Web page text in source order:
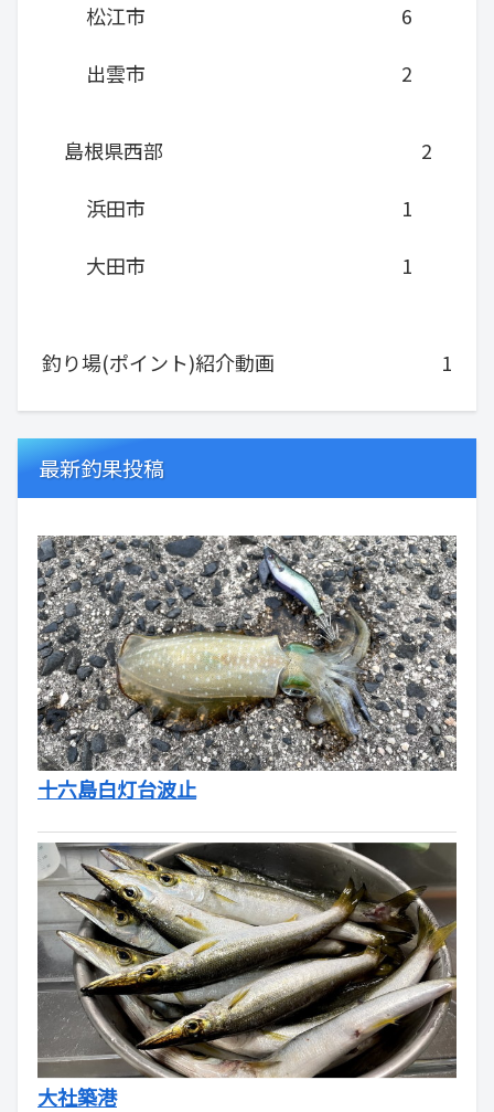
松江市
6
出雲市
2
島根県西部
2
浜田市
1
大田市
1
釣り場(ポイント)紹介動画 1
最新釣果投稿
十六島白灯台波止
大社築港